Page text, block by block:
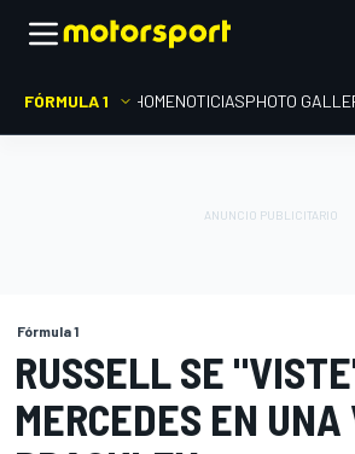
FÓRMULA 1 HOMENOTICIASPHOTO
Fórmula 1
RUSSELL SE
MERCEDES EN